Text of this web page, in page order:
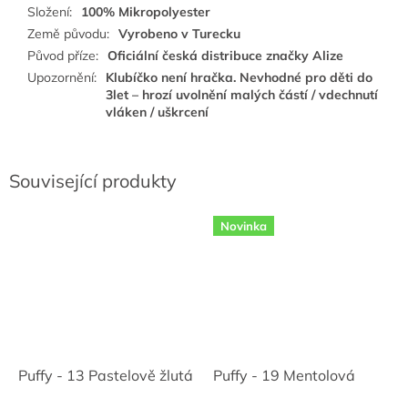
Související produkty
Puffy - 13 Pastelově žlutá
Novinka
Puffy - 19 Mentolová
Složení:
100% Mikropolyester
Země původu: Vyrobeno v Turecku
Původ příze: Oficiální česká distribuce značky Alize
Upozornění:
Klubíčko není hračka. Nevhodné pro děti do
3let – hrozí uvolnění malých částí / vdechnutí
vláken / uškrcení